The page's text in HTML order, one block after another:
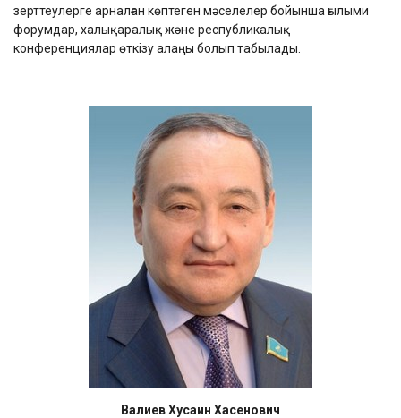
зерттеулерге арналған көптеген мәселелер бойынша ғылыми
форумдар, халықаралық және республикалық
конференциялар өткізу алаңы болып табылады.
Валиев Хусаин Хасенович